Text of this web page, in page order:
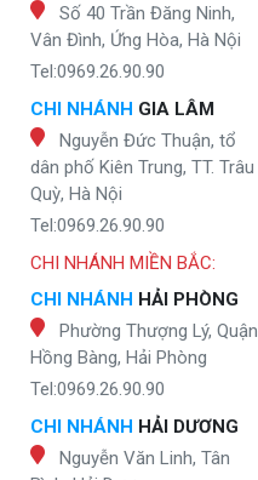
Số 40 Trần Đăng Ninh,
Vân Đình, Ứng Hòa, Hà Nội
Tel:0969.26.90.90
CHI NHÁNH GIA LÂM
Nguyễn Đức Thuận, tổ
dân phố Kiên Trung, TT. Trâu
Quỳ, Hà Nội
Tel:0969.26.90.90
CHI NHÁNH MIỀN BẮC:
CHI NHÁNH HẢI PHÒNG
Phường Thượng Lý, Quận
Hồng Bàng, Hải Phòng
Tel:0969.26.90.90
CHI NHÁNH HẢI DƯƠNG
Nguyễn Văn Linh, Tân